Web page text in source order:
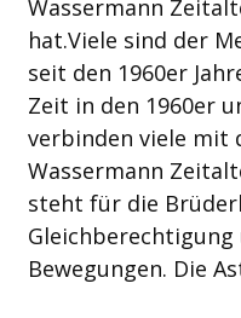
Wassermann
hat.Viele sind der
seit den 1960er
Zeit in den 1960er
verbinden viele mit
Wassermann
steht für die
Bewegungen. Die